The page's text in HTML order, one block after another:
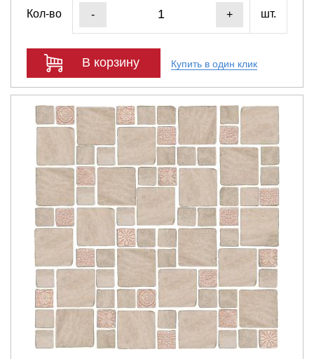
Кол-во - + шт.
В корзину Купить в один клик